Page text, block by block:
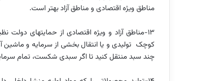
مناطق ویژه اقتصادی و مناطق آزاد بهتر است.
13-مناطق آزاد و ویژه اقتصادی از حمایتهای
کوچک تولیدی و یا انتقال بخشی از سرمایه و ماشین
چند سبد منتقل کنید تا اگر سبدی شکست، تمام